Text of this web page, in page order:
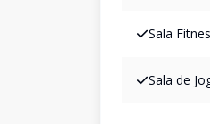
Sala
Sala de